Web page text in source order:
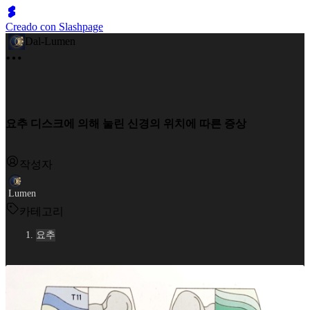
Creado con Slashpage
Dal-Lumen
요추 디스크에 의해 눌린 신경의 위치에 따른 증상
작성자
Lumen
카테고리
요추